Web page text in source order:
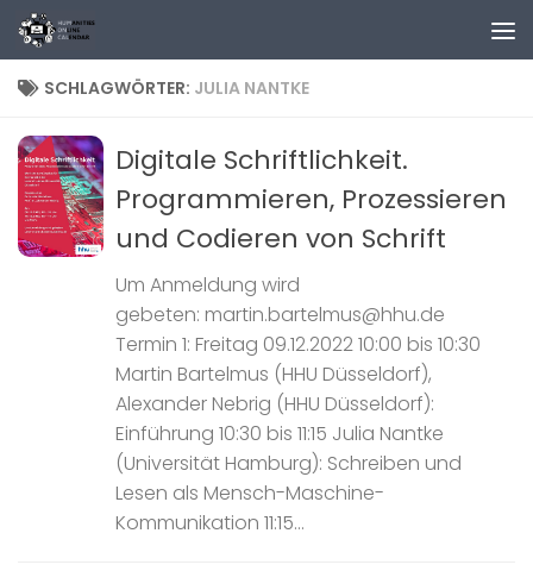
Zum Inhalt springen
SCHLAGWÖRTER: JULIA NANTKE
Digitale Schriftlichkeit.
Programmieren, Prozessieren
und Codieren von Schrift
Um Anmeldung wird
gebeten: martin.bartelmus@hhu.de
Termin 1: Freitag 09.12.2022 10:00 bis 10:30
Martin Bartelmus (HHU Düsseldorf),
Alexander Nebrig (HHU Düsseldorf):
Einführung 10:30 bis 11:15 Julia Nantke
(Universität Hamburg): Schreiben und
Lesen als Mensch-Maschine-
Kommunikation 11:15...